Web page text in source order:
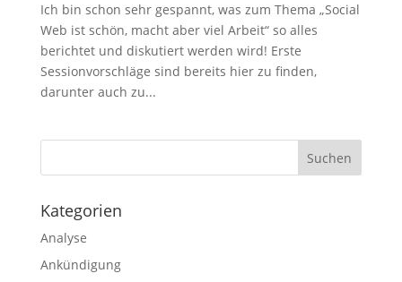
Ich bin schon sehr gespannt, was zum Thema „Social
Web ist schön, macht aber viel Arbeit“ so alles
berichtet und diskutiert werden wird! Erste
Sessionvorschläge sind bereits hier zu finden,
darunter auch zu...
Kategorien
Analyse
Ankündigung